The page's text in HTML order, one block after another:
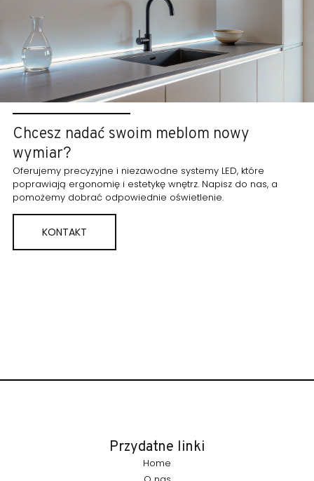
Chcesz nadać swoim meblom nowy
wymiar?
Oferujemy precyzyjne i niezawodne systemy LED, które
poprawiają ergonomię i estetykę wnętrz. Napisz do nas, a
pomożemy dobrać odpowiednie oświetlenie.
KONTAKT
Przydatne linki
Home